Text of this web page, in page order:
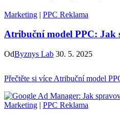
Marketing | PPC Reklama
Atribuční model PPC: Jak
OdByznys Lab 30. 5. 2025
Přečtěte si více Atribuční model
Marketing | PPC Reklama